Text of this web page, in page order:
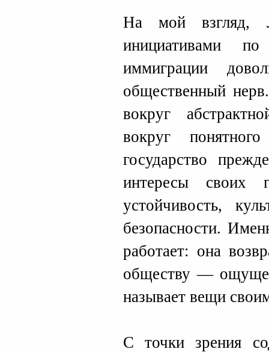
На мой взгляд,
инициативами по
иммиграции
общественный
вокруг
вокруг
государство
интересы своих
устойчивость,
безопасности.
работает: она
обществу —
называет вещи
С точки зрения